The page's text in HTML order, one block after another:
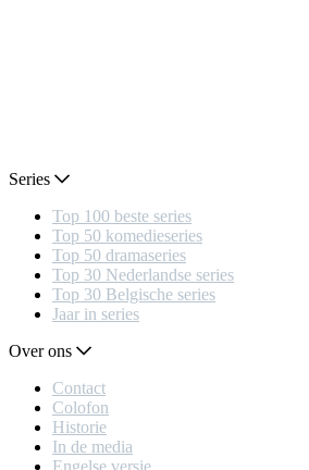
Series
Top 100 beste series
Top 50 komedieseries
Top 50 dramaseries
Top 30 Nederlandse series
Top 30 Belgische series
Jaar in series
Over ons
Contact
Colofon
Historie
In de media
Engelse versie